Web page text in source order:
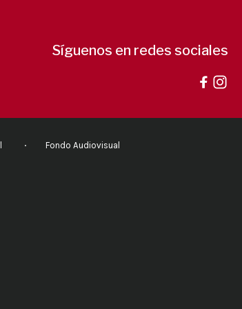
Síguenos en redes sociales
Fondo Audiovisual